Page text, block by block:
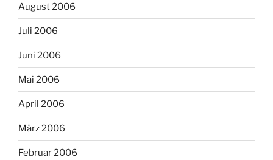
August 2006
Juli 2006
Juni 2006
Mai 2006
April 2006
März 2006
Februar 2006